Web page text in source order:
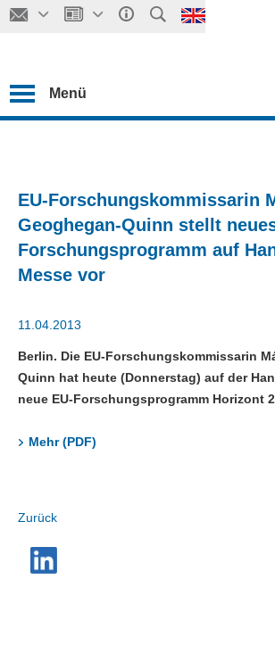
Menü
EU-Forschungskommissarin
Geoghegan-Quinn stellt
Forschungsprogramm auf
Messe vor
11.04.2013
Berlin. Die EU-Forschungskommissarin
Quinn hat heute (Donnerstag) auf der
neue EU-Forschungsprogramm Horizont
Mehr (PDF)
Zurück